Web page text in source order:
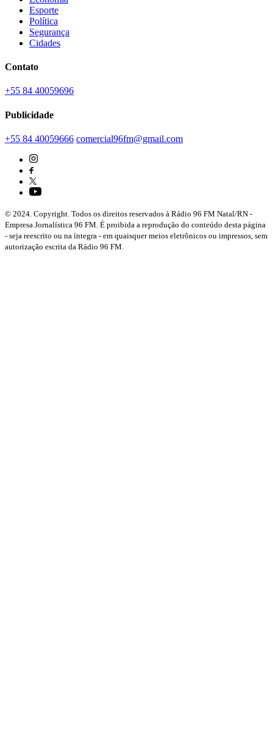
Esporte
Política
Segurança
Cidades
Contato
+55 84 40059696
Publicidade
+55 84 40059666 comercial96fm@gmail.com
© 2024. Copyright. Todos os direitos reservados à Rádio 96 FM Natal/RN -
Empresa Jornalística 96 FM. É proibida a reprodução do conteúdo desta página
- seja reescrito ou na íntegra - em quaisquer meios eletrônicos ou impressos, sem
autorização escrita da Rádio 96 FM.